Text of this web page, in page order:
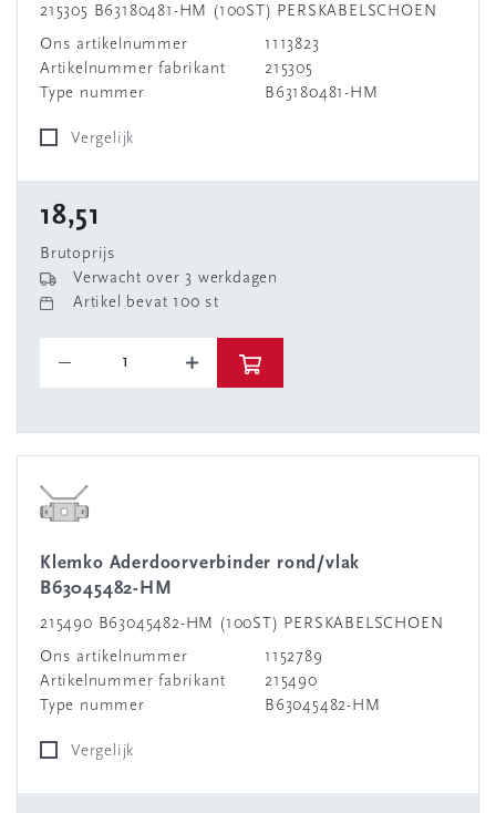
215305 B63180481-HM (100ST) PERSKABELSCHOEN
Ons artikelnummer
1113823
Artikelnummer fabrikant
215305
Type nummer
B63180481-HM
Vergelijk
18,51
Brutoprijs
Verwacht over 3 werkdagen
Artikel bevat 100 st
Klemko Aderdoorverbinder rond/vlak
B63045482-HM
215490 B63045482-HM (100ST) PERSKABELSCHOEN
Ons artikelnummer
1152789
Artikelnummer fabrikant
215490
Type nummer
B63045482-HM
Vergelijk